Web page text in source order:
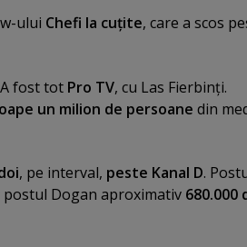
ului Chefi la cuţite, care a scos
fost tot Pro TV, cu Las Fierbinţi.
un milion de persoane din
, pe interval, peste Kanal D.
postul Dogan aproximativ 680.000